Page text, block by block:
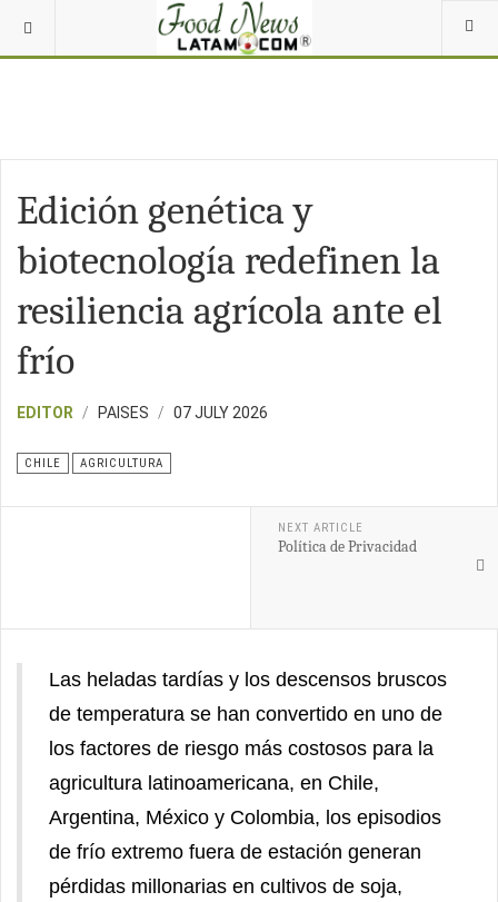
Edición genética y
biotecnología redefinen la
resiliencia agrícola ante el
frío
EDITOR PAISES 07 JULY 2026
CHILE AGRICULTURA
NEXT ARTICLE
Política de Privacidad
Las heladas tardías y los descensos bruscos
de temperatura se han convertido en uno de
los factores de riesgo más costosos para la
agricultura latinoamericana, en Chile,
Argentina, México y Colombia, los episodios
de frío extremo fuera de estación generan
pérdidas millonarias en cultivos de soja,